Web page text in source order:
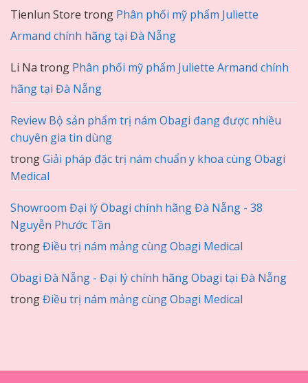
Tienlun Store trong Phân phối mỹ phẩm Juliette
Armand chính hãng tại Đà Nẵng
Li Na trong Phân phối mỹ phẩm Juliette Armand chính
hãng tại Đà Nẵng
Review Bộ sản phẩm trị nám Obagi đang được nhiều
chuyên gia tin dùng
trongGiải pháp đặc trị nám chuẩn y khoa cùng Obagi
Medical
Showroom Đại lý Obagi chính hãng Đà Nẵng - 38
Nguyễn Phước Tần
trongĐiều trị nám mảng cùng Obagi Medical
Obagi Đà Nẵng - Đại lý chính hãng Obagi tại Đà Nẵng
trongĐiều trị nám mảng cùng Obagi Medical